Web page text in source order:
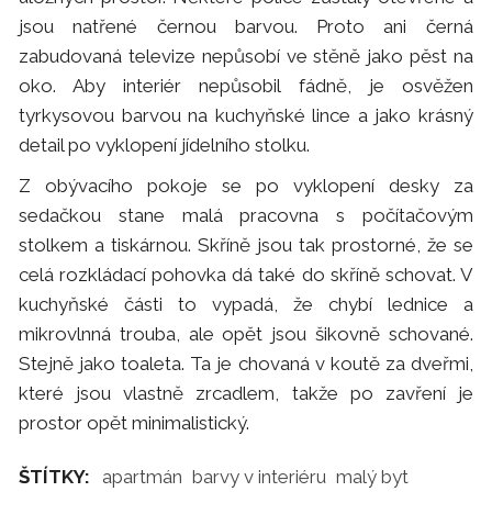
jsou natřené černou barvou. Proto ani černá
zabudovaná televize nepůsobí ve stěně jako pěst na
oko. Aby interiér nepůsobil fádně, je osvěžen
tyrkysovou barvou na kuchyňské lince a jako krásný
detail po vyklopení jídelního stolku.
Z obývacího pokoje se po vyklopení desky za
sedačkou stane malá pracovna s počítačovým
stolkem a tiskárnou. Skříně jsou tak prostorné, že se
celá rozkládací pohovka dá také do skříně schovat. V
kuchyňské části to vypadá, že chybí lednice a
mikrovlnná trouba, ale opět jsou šikovně schované.
Stejně jako toaleta. Ta je chovaná v koutě za dveřmi,
které jsou vlastně zrcadlem, takže po zavření je
prostor opět minimalistický.
ŠTÍTKY: apartmán barvy v interiéru malý byt